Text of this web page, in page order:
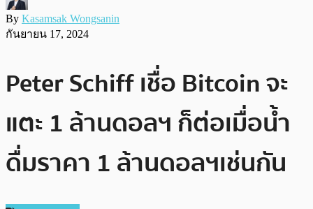
By Kasamsak Wongsanin
กันยายน 17, 2024
Peter Schiff เชื่อ Bitcoin จะ
แตะ 1 ล้านดอลฯ ก็ต่อเมื่อน้ำ
ดื่มราคา 1 ล้านดอลฯเช่นกัน